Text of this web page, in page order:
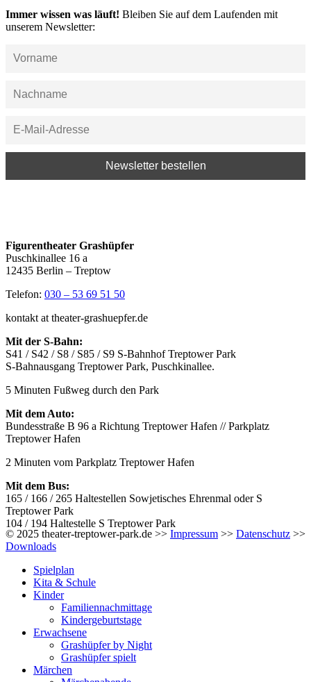
Immer wissen was läuft! Bleiben Sie auf dem Laufenden mit
unserem Newsletter:
Figurentheater Grashüpfer
Puschkinallee 16 a
12435 Berlin – Treptow
Telefon: 030 – 53 69 51 50
kontakt at theater-grashuepfer.de
Mit der S-Bahn:
S41 / S42 / S8 / S85 / S9 S-Bahnhof Treptower Park
S-Bahnausgang Treptower Park, Puschkinallee.
5 Minuten Fußweg durch den Park
Mit dem Auto:
Bundesstraße B 96 a Richtung Treptower Hafen // Parkplatz
Treptower Hafen
2 Minuten vom Parkplatz Treptower Hafen
Mit dem Bus:
165 / 166 / 265 Haltestellen Sowjetisches Ehrenmal oder S
Treptower Park
104 / 194 Haltestelle S Treptower Park
© 2025 theater-treptower-park.de >> Impressum >> Datenschutz >>
Downloads
Spielplan
Kita & Schule
Kinder
Familiennachmittage
Kindergeburtstage
Erwachsene
Grashüpfer by Night
Grashüpfer spielt
Märchen